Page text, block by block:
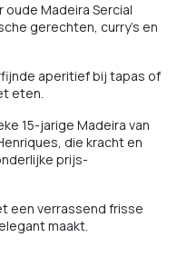
oude Madeira Sercial
gerechten, curry's en
aperitief bij tapas of
eten.
15-jarige Madeira van
die kracht en
prijs-
een verrassend frisse
maakt.